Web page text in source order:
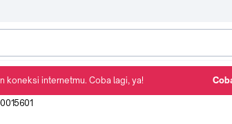
koneksi internetmu. Coba lagi, ya!